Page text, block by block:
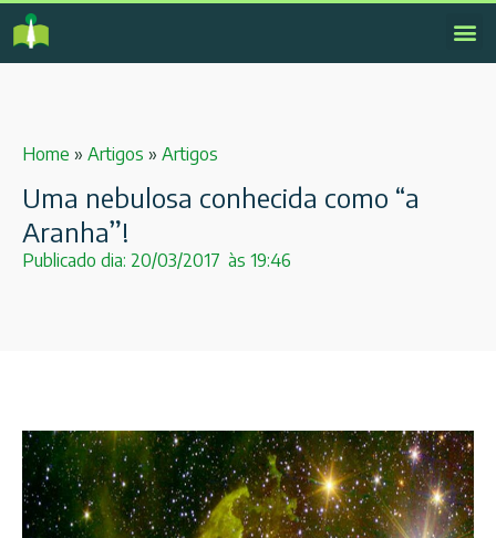
Home » Artigos » Artigos
Uma nebulosa conhecida como “a
Aranha”!
Publicado dia: 20/03/2017 às 19:46